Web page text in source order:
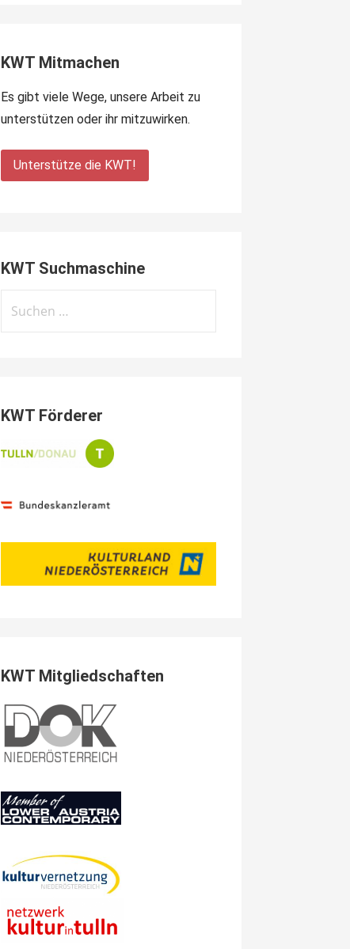
KWT Mitmachen
Es gibt viele Wege, unsere Arbeit zu
unterstützen oder ihr mitzuwirken.
Unterstütze die KWT!
KWT Suchmaschine
KWT Förderer
KWT Mitgliedschaften